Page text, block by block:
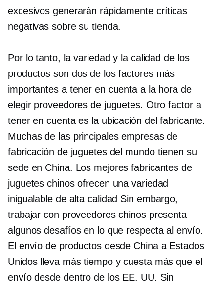
excesivos generarán rápidamente críticas
negativas sobre su tienda.
Por lo tanto, la variedad y la calidad de los
productos son dos de los factores más
importantes a tener en cuenta a la hora de
elegir proveedores de juguetes. Otro factor a
tener en cuenta es la ubicación del fabricante.
Muchas de las principales empresas de
fabricación de juguetes del mundo tienen su
sede en China. Los mejores fabricantes de
juguetes chinos ofrecen una variedad
inigualable de alta calidad Sin embargo,
trabajar con proveedores chinos presenta
algunos desafíos en lo que respecta al envío.
El envío de productos desde China a Estados
Unidos lleva más tiempo y cuesta más que el
envío desde dentro de los EE. UU. Sin